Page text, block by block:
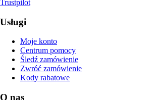
Trustpilot
Usługi
Moje konto
Centrum pomocy
Śledź zamówienie
Zwróć zamówienie
Kody rabatowe
O nas